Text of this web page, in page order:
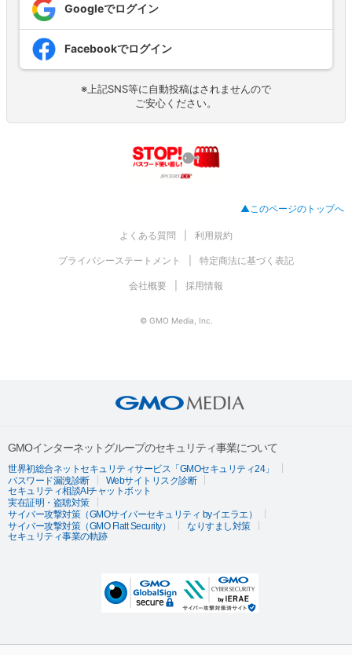
Googleでログイン
Facebookでログイン
※上記SNS等に自動投稿はされませんので
ご安心ください。
▲このページのトップへ
よくある質問 利用規約
プライバシーステートメント 特定商法に基づく表記
会社概要 採用情報
© GMO Media, Inc.
GMOインターネットグループのセキュリティ事業について
世界初総合ネットセキュリティサービス「GMOセキュリティ24」
パスワード漏洩診断
Webサイトリスク診断
セキュリティ相談AIチャットボット
実在証明・盗聴対策
サイバー攻撃対策（GMOサイバーセキュリティ byイエラエ）
サイバー攻撃対策（GMO Flatt Security）
なりすまし対策
セキュリティ事業の軌跡